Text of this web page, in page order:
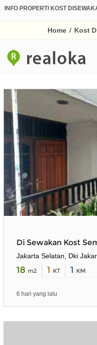
INFO PROPERTI KOST
Home / Kost
Di Sewakan Kost
Jakarta Selatan, Dki
18 m2 1 KT 1 KM
6 hari yang lalu